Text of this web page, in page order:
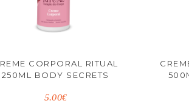
CORPORAL RITUAL
250ML BODY SECRETS
5.00€